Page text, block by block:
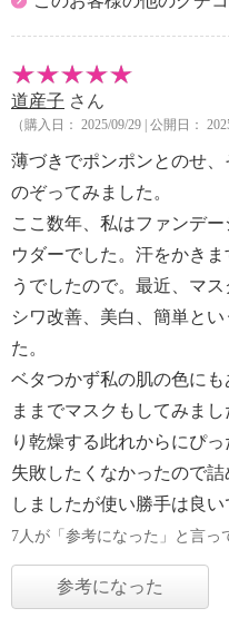
道産子 さん
（購入日： 2025/09/29 | 公開日：
薄づきでポンポンとのせ
のぞってみました。
ここ数年、私はファンデ
ウダーでした。汗をかき
うでしたので。最近、マ
シワ改善、美白、簡単と
た。
ベタつかず私の肌の色に
ままでマスクもしてみま
り乾燥する此れからにぴっ
失敗したくなかったので
しましたが使い勝手は良い
7人が「参考になった」と言っ
参考になった